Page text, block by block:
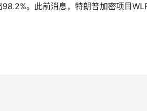
。此前消息，特朗普加密项目